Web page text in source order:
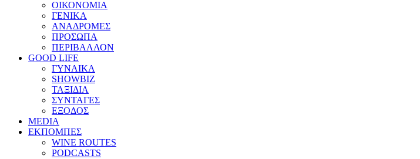
ΟΙΚΟΝΟΜΙΑ
ΓΕΝΙΚΑ
ΑΝΑΔΡΟΜΕΣ
ΠΡΟΣΩΠΑ
ΠΕΡΙΒΑΛΛΟΝ
GOOD LIFE
ΓΥΝΑΙΚΑ
SHOWBIZ
ΤΑΞΙΔΙΑ
ΣΥΝΤΑΓΕΣ
ΕΞΟΔΟΣ
MEDIA
ΕΚΠΟΜΠΕΣ
WINE ROUTES
PODCASTS